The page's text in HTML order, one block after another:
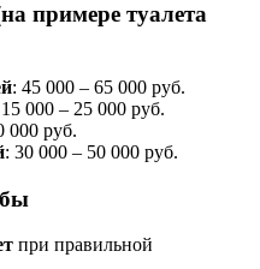
примере туалета
: 45 000 – 65 000 руб.
000 – 25 000 руб.
000 руб.
: 30 000 – 50 000 руб.
при правильной